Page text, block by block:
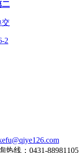
二
交
2
热线：0431-88981105